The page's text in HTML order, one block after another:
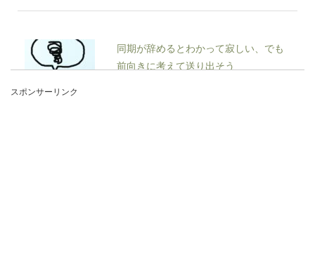
同期が辞めるとわかって寂しい、でも
前向きに考えて送り出そう
スポンサーリンク